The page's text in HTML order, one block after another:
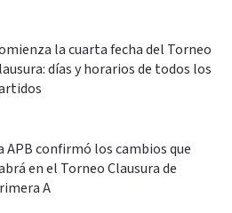
la cuarta fecha del Torneo
días y horarios de todos los
APB confirmó los cambios que
en el Torneo Clausura de
A